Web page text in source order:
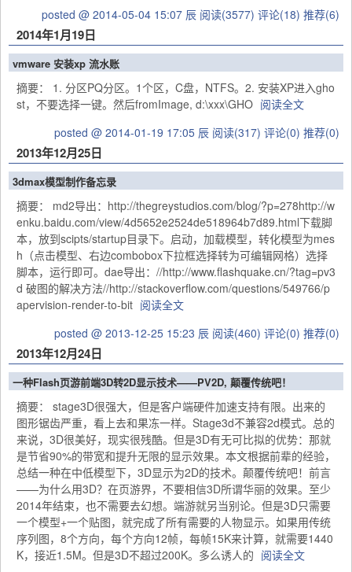
posted @ 2014-05-04 15:07 辰 阅读(3577) 评论(18) 推荐(6)
2014年1月19日
vmware 安装xp 流水账
摘要： 1. 分区PQ分区。1个区，C盘，NTFS。2. 安装XP进入gho
st，不要选择一键。然后fromImage, d:\xxx\GHO 阅读全文
posted @ 2014-01-19 17:05 辰 阅读(317) 评论(0) 推荐(0)
2013年12月25日
3dmax模型制作备忘录
摘要： md2导出：http://thegreystudios.com/blog/?p=278http://w
enku.baidu.com/view/4d5652e2524de518964b7d89.html下载脚
本，放到scipts/startup目录下。启动，加载模型，转化模型为mes
h（点击模型、右边combobox下拉框选择转为可编辑网格）选择
脚本，运行即可。dae导出：//http://www.flashquake.cn/?tag=pv3
d 破图的解决方法//http://stackoverflow.com/questions/549766/p
apervision-render-to-bit 阅读全文
posted @ 2013-12-25 15:23 辰 阅读(460) 评论(0) 推荐(0)
2013年12月24日
一种Flash页游前端3D转2D显示技术——PV2D, 颠覆传统吧！
摘要： stage3D很强大，但是客户端硬件加速支持有限。出来的
图形锯齿严重，看上去和果冻一样。Stage3d不兼容2d模式。总的
来说，3D很美好，现实很残酷。但是3D有无可比拟的优势：那就
是节省90%的带宽和提升无限的显示效果。本文根据前辈的经验，
总结一种在中低模型下，3D显示为2D的技术。颠覆传统吧！前言
——为什么用3D？在页游界，不要相信3D所谓华丽的效果。至少
2014年结束，也不需要去幻想。端游就另当别论。但是3D只需要
一个模型+一个贴图，就完成了所有需要的人物显示。如果用传统
序列图，8个方向，每个方向12帧，每帧15K来计算，就需要1440
K，接近1.5M。但是3D不超过200K。多么诱人的 阅读全文